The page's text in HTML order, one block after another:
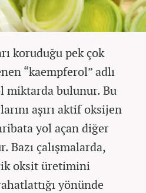
koruduğu pek çok
“kaempferol” adlı
miktarda bulunur. Bu
aşırı aktif oksijen
yol açan diğer
Bazı çalışmalarda,
oksit üretimini
yönünde